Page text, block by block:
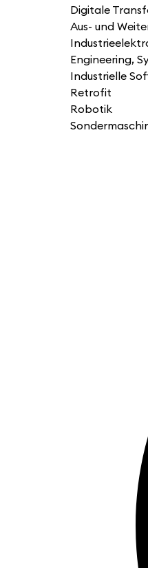
Digitale
Aus- und
Engineering,
Industrielle
Retrofit
Robotik